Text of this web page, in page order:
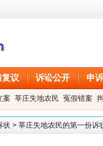
议 诉讼公开 申
案 莘庄失地农民 冤假错案
状 > 莘庄失地农民的第一份诉